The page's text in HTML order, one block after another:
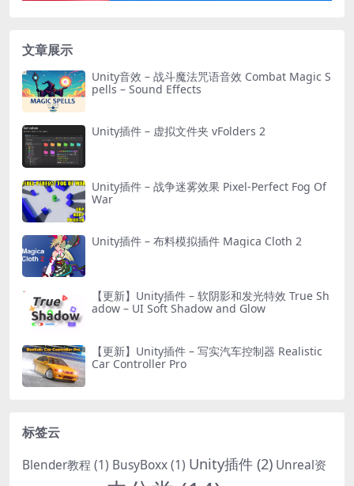
文章展示
Unity音效 – 战斗魔法咒语音效 Combat Magic S
pells – Sound Effects
Unity插件 – 虚拟文件夹 vFolders 2
Unity插件 – 战争迷雾效果 Pixel-Perfect Fog Of
War
Unity插件 – 布料模拟插件 Magica Cloth 2
【更新】Unity插件 – 软阴影和发光特效 True Sh
adow – UI Soft Shadow and Glow
【更新】Unity插件 – 写实汽车控制器 Realistic
Car Controller Pro
标签云
Blender教程 (1) BusyBoxx(1) Unity插件 (2) Unreal资